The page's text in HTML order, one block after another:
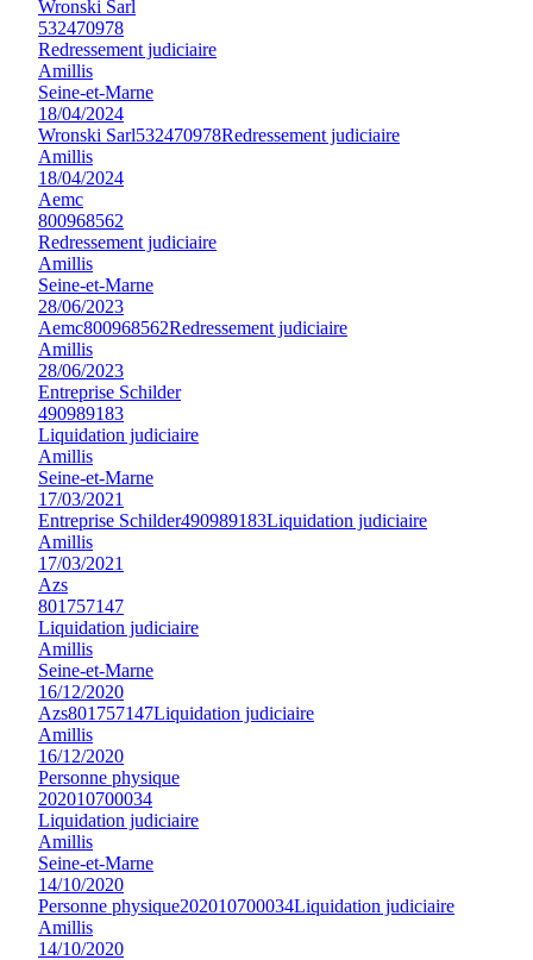
Wronski Sarl
532470978
Redressement judiciaire
Amillis
Seine-et-Marne
18/04/2024
Wronski Sarl532470978Redressement judiciaire
Amillis
18/04/2024
Aemc
800968562
Redressement judiciaire
Amillis
Seine-et-Marne
28/06/2023
Aemc800968562Redressement judiciaire
Amillis
28/06/2023
Entreprise Schilder
490989183
Liquidation judiciaire
Amillis
Seine-et-Marne
17/03/2021
Entreprise Schilder490989183Liquidation judiciaire
Amillis
17/03/2021
Azs
801757147
Liquidation judiciaire
Amillis
Seine-et-Marne
16/12/2020
Azs801757147Liquidation judiciaire
Amillis
16/12/2020
Personne physique
202010700034
Liquidation judiciaire
Amillis
Seine-et-Marne
14/10/2020
Personne physique202010700034Liquidation judiciaire
Amillis
14/10/2020